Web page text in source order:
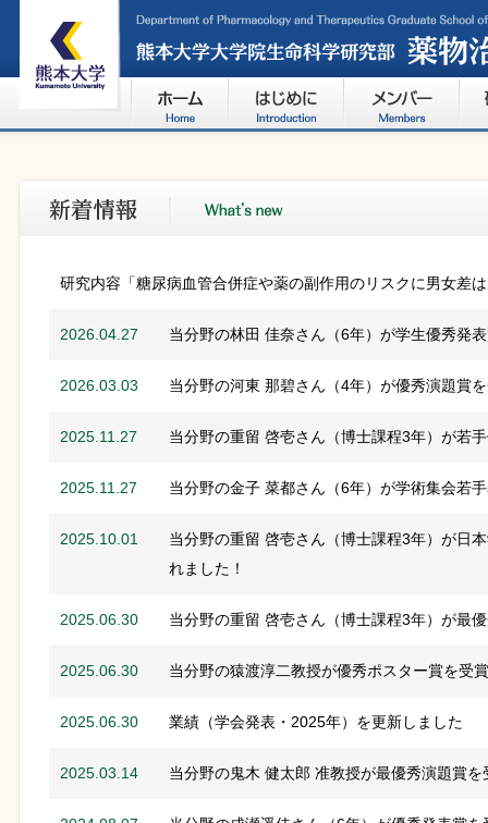
研究内容「糖尿病血管合併症や薬の副作用のリスクに男女差
2026.04.27 当分野の林田 佳奈さん（6年）が学生優秀発
2026.03.03 当分野の河東 那碧さん（4年）が優秀演題賞
2025.11.27 当分野の重留 啓壱さん（博士課程3年）が若
2025.11.27 当分野の金子 菜都さん（6年）が学術集会若
2025.10.01
当分野の重留 啓壱さん（博士課程3年）が日
れました！
2025.06.30 当分野の重留 啓壱さん（博士課程3年）が最
2025.06.30 当分野の猿渡淳二教授が優秀ポスター賞を受
2025.06.30 業績（学会発表・2025年）を更新しました
2025.03.14 当分野の鬼木 健太郎 准教授が最優秀演題賞を